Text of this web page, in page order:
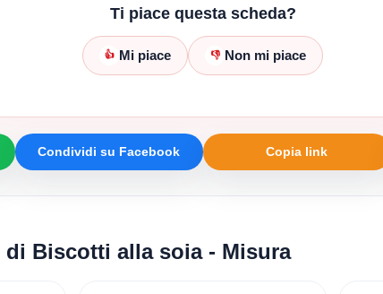
Ti piace questa scheda?
👍 Mi piace 👎 Non mi piace
Condividi su Facebook Copia link
Biscotti alla soia - Misura